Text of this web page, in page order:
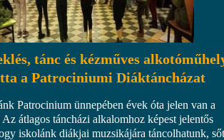
tánc és kézműves
a Patrociniumi Diáktáncházat
Patrocinium ünnepében évek óta jelen van a
átlagos táncházi alkalomhoz képest jelentős
iskolánk diákjai muzsikájára táncolhatunk,